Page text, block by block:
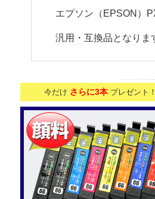
エプソン（EPSON）
汎用・互換品となりま
今だけ さらに3本プレゼント！